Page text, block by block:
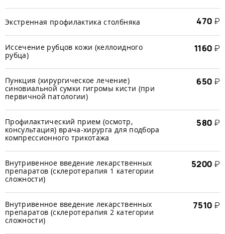
Экстренная профилактика столбняка 470 ₽
Иссечение рубцов кожи (келлоидного
рубца)
1160 ₽
Пункция (хирургическое лечение)
синовиальной сумки гигромы кисти (при
первичной патологии)
650 ₽
Профилактический прием (осмотр,
консультация) врача-хирурга для подбора
компрессионного трикотажа
580 ₽
Внутривенное введение лекарственных
препаратов (склеротерапия 1 категории
сложности)
5200 ₽
Внутривенное введение лекарственных
препаратов (склеротерапия 2 категории
сложности)
7510 ₽